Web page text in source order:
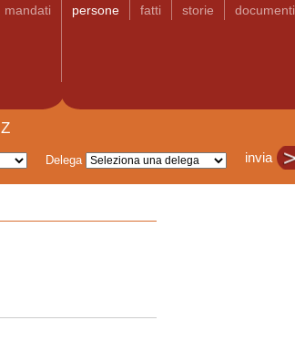
mandati persone fatti storie documenti
Z
Delega